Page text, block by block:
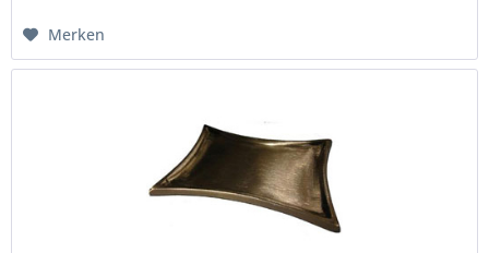
Merken